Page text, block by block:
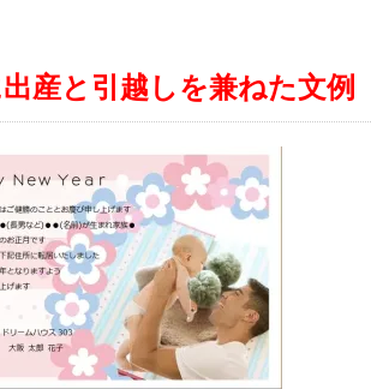
産と引越しを兼ねた文例